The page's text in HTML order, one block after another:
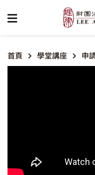
首頁 學堂講座 申